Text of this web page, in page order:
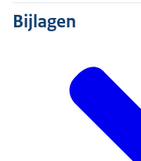
Bijlagen